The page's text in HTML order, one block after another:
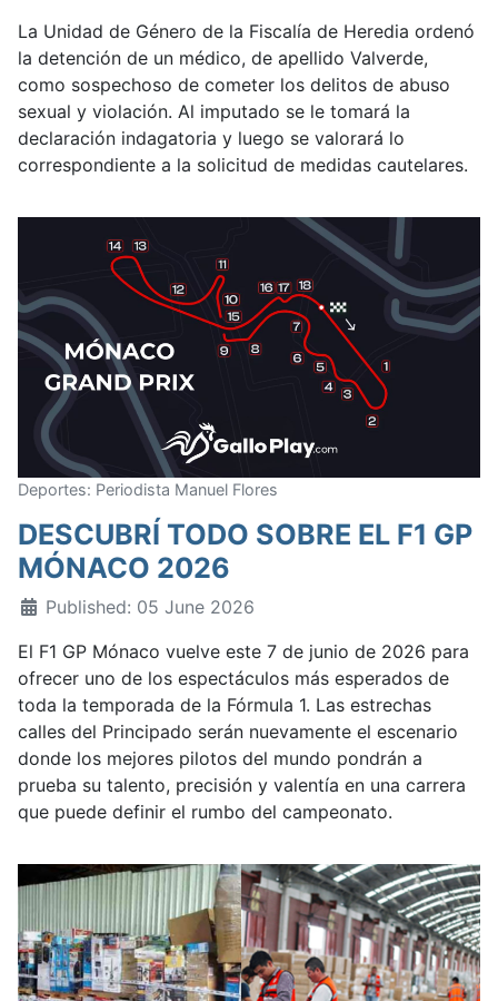
La Unidad de Género de la Fiscalía de Heredia ordenó
la detención de un médico, de apellido Valverde,
como sospechoso de cometer los delitos de abuso
sexual y violación. Al imputado se le tomará la
declaración indagatoria y luego se valorará lo
correspondiente a la solicitud de medidas cautelares.
Deportes: Periodista Manuel Flores
DESCUBRÍ TODO SOBRE EL F1 GP
MÓNACO 2026
Published: 05 June 2026
El F1 GP Mónaco vuelve este 7 de junio de 2026 para
ofrecer uno de los espectáculos más esperados de
toda la temporada de la Fórmula 1. Las estrechas
calles del Principado serán nuevamente el escenario
donde los mejores pilotos del mundo pondrán a
prueba su talento, precisión y valentía en una carrera
que puede definir el rumbo del campeonato.